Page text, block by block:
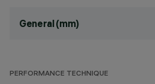
General (mm)
PERFORMANCE TECHNIQUE